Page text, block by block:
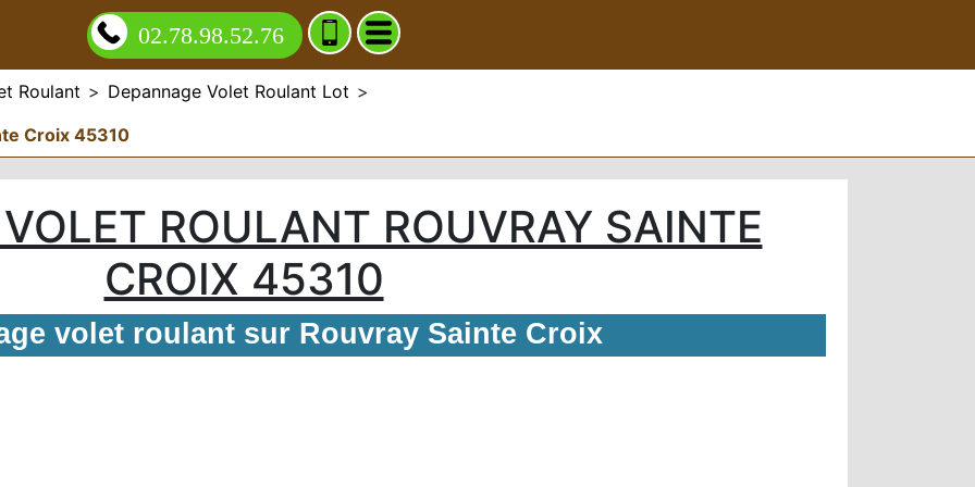
02.78.98.52.76
Roulant > Depannage Volet Roulant Lot >
Croix 45310
ROULANT ROUVRAY SAINTE
CROIX 45310
volet roulant sur Rouvray Sainte Croix